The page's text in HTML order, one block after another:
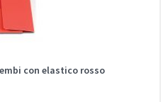
con elastico rosso